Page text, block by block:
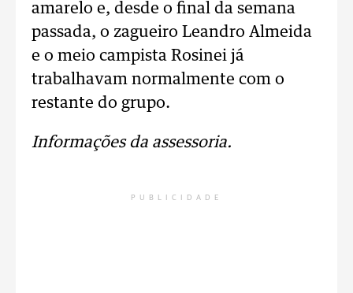
amarelo e, desde o final da semana
passada, o zagueiro Leandro Almeida
e o meio campista Rosinei já
trabalhavam normalmente com o
restante do grupo.
Informações da assessoria.
PUBLICIDADE